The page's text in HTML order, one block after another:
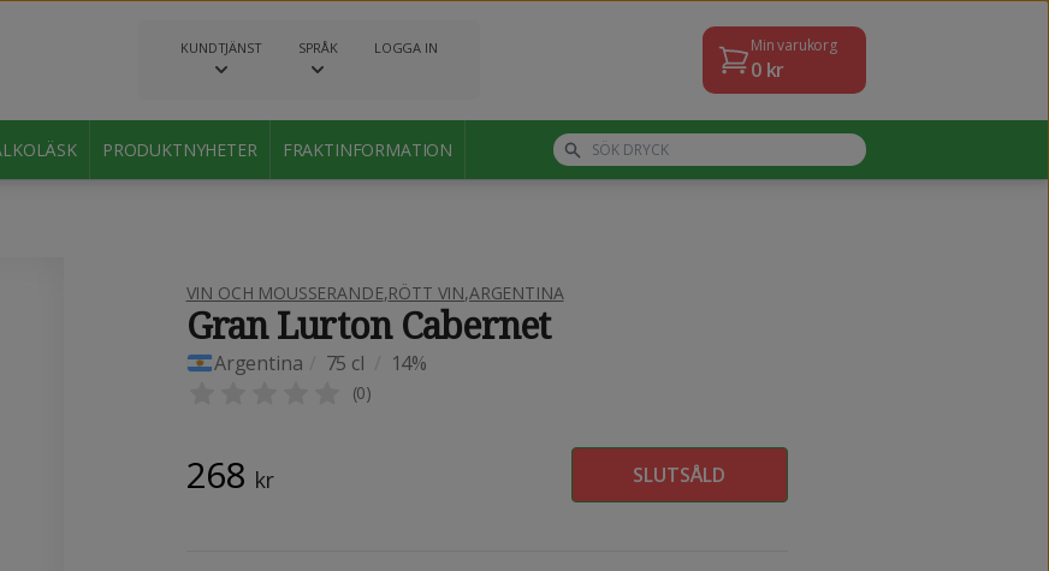
KUNDTJÄNST SPRÅK LOGGA IN Min varukorg
0kr
PRODUKTNYHETER FRAKTINFORMATION
VIN OCH MOUSSERANDE,RÖTT VIN,ARGENTINA
Gran Lurton Cabernet
Argentina 75 cl 14%
(0)
268 kr SLUTSÅLD